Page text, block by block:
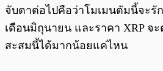
จับตาต่อไปคือว่าโมเมนตัมนี้จะรั
เดือนมิถุนายน และราคา XRP จ
สะสมนี้ได้มากน้อยแค่ไหน